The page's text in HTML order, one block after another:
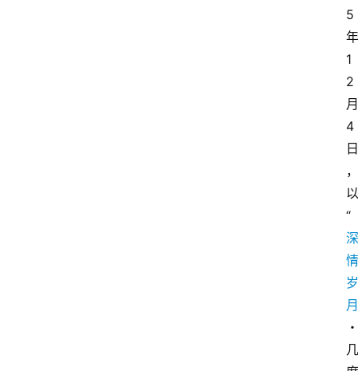
5
年
1
2
月
4
日
，
以
“
深
情
岁
月
・
几